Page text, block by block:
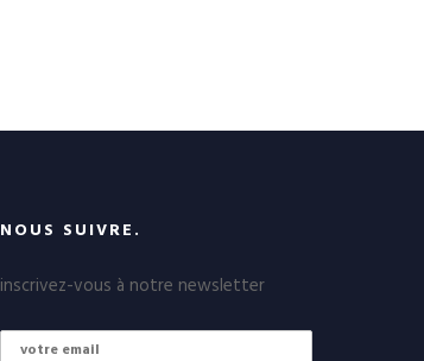
NOUS SUIVRE.
inscrivez-vous à notre newsletter